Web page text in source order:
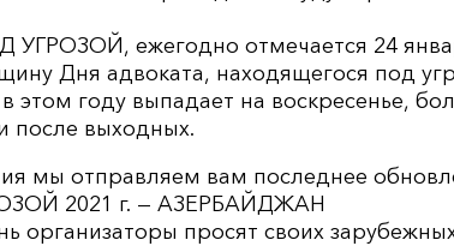
ежегодно отмечается 24
Дня адвоката, находящегося под
этом году выпадает на воскресенье,
после выходных.
мы отправляем вам последнее
2021 г. — АЗЕРБАЙДЖАН
организаторы просят своих